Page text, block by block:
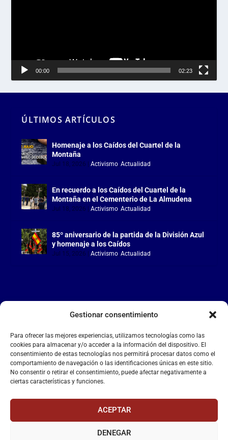
Gestionar consentimiento
Para ofrecer las mejores experiencias, utilizamos tecnologías como las
cookies para almacenar y/o acceder a la información del dispositivo. El
consentimiento de estas tecnologías nos permitirá procesar datos como el
comportamiento de navegación o las identificaciones únicas en este sitio.
No consentir o retirar el consentimiento, puede afectar negativamente a
ciertas características y funciones.
ACEPTAR
DENEGAR
00:00 02:23
ÚLTIMOS ARTÍCULOS
Homenaje a los Caídos del Cuartel de la
Montaña
Jul 18, 2026 |Activismo,Actualidad
En recuerdo a los Caídos del Cuartel de la
Montaña en el Cementerio de La Almudena
Jul 18, 2026 |Activismo,Actualidad
85º aniversario de la partida de la División Azul
y homenaje a los Caídos
Jul 15, 2026 |Activismo,Actualidad
LA FALANGE
Reproductor
de
vídeo